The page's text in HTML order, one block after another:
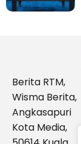
Berita RTM,
Wisma Berita,
Angkasapuri
Kota Media,